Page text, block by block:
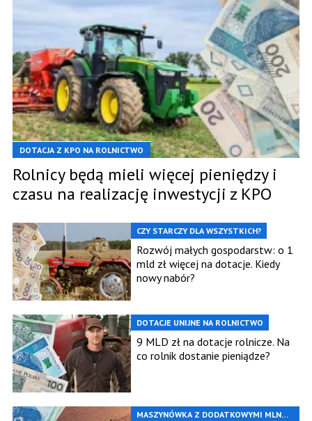
DOTACJA Z KPO NA ROLNICTWO
Rolnicy będą mieli więcej pieniędzy i
czasu na realizację inwestycji z KPO
CZY STARCZY DLA WSZYSTKICH?
Rozwój małych gospodarstw: o 1
mld zł więcej na dotacje. Kiedy
nowy nabór?
DOTACJE UNIJNE NA ROLNICTWO
9 MLD zł na dotacje rolnicze. Na
co rolnik dostanie pieniądze?
MASZYNÓWKA Z DODATKOWYMI MLN